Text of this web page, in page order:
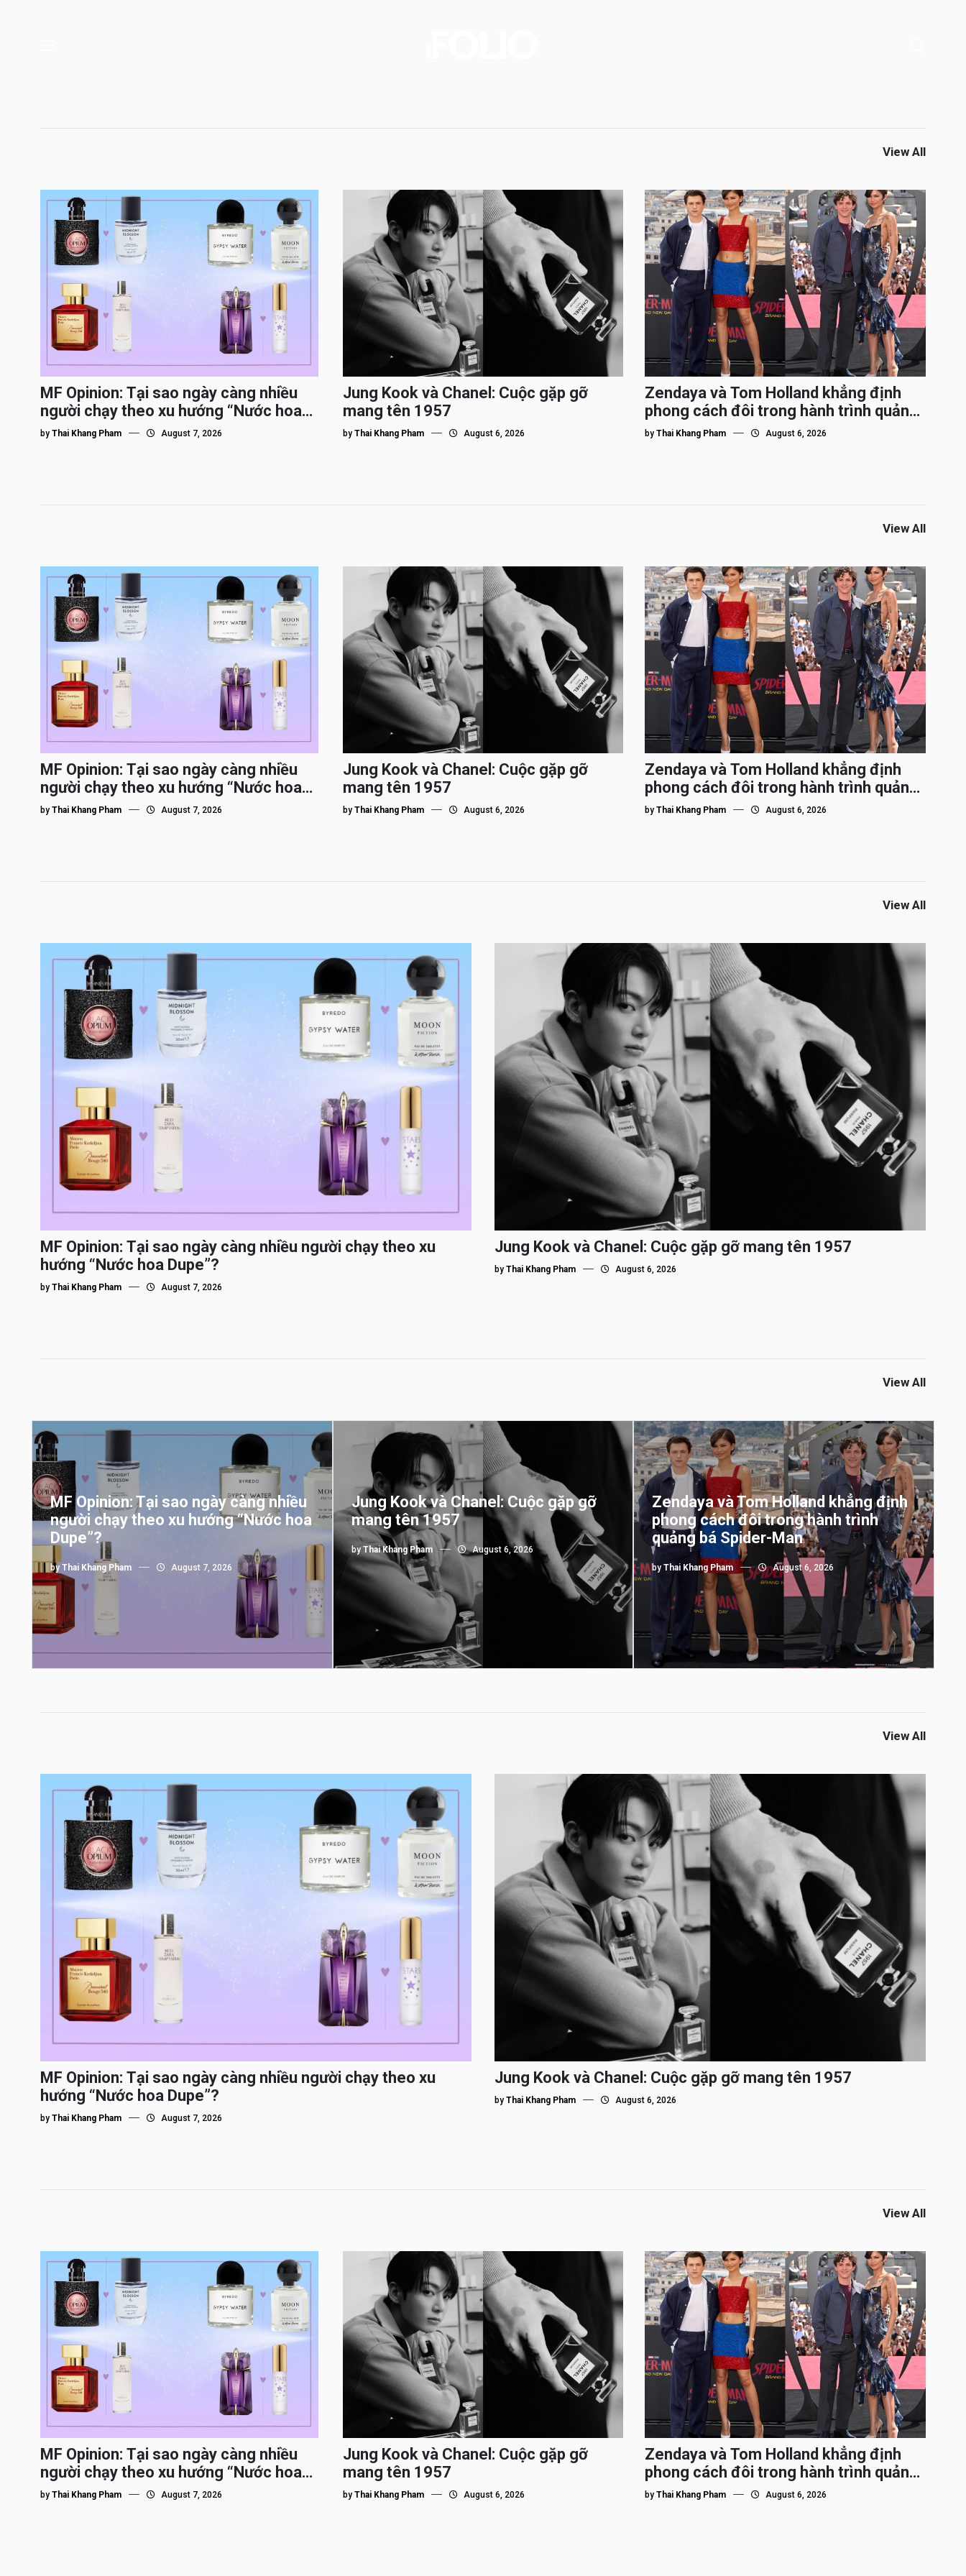
View All
MF Opinion: Tại sao ngày càng nhiều
người chạy theo xu hướng “Nước hoa
Dupe”?
by Thai Khang Pham August 7, 2026
Jung Kook và Chanel: Cuộc gặp gỡ
mang tên 1957
by Thai Khang Pham August 6, 2026
Zendaya và Tom Holland khẳng định
phong cách đôi trong hành trình quảng
bá Spider-Man
byThai Khang Pham August 6, 2026
View All
MF Opinion: Tại sao ngày càng nhiều
người chạy theo xu hướng “Nước hoa
Dupe”?
by Thai Khang Pham August 7, 2026
Jung Kook và Chanel: Cuộc gặp gỡ
mang tên 1957
by Thai Khang Pham August 6, 2026
Zendaya và Tom Holland khẳng định
phong cách đôi trong hành trình quảng
bá Spider-Man
byThai Khang Pham August 6, 2026
View All
MF Opinion: Tại sao ngày càng nhiều người chạy theo xu
hướng “Nước hoa Dupe”?
by Thai Khang Pham August 7, 2026
Jung Kook và Chanel: Cuộc gặp gỡ mang tên 1957
by Thai Khang Pham August 6, 2026
View All
MF Opinion: Tại sao ngày càng nhiều
người chạy theo xu hướng “Nước hoa
Dupe”?
by Thai Khang Pham August 7, 2026
Jung Kook và Chanel: Cuộc gặp gỡ
mang tên 1957
by Thai Khang Pham August 6, 2026
Zendaya và Tom Holland khẳng định
phong cách đôi trong hành trình
quảng bá Spider-Man
byThai Khang Pham August 6, 2026
View All
MF Opinion: Tại sao ngày càng nhiều người chạy theo xu
hướng “Nước hoa Dupe”?
by Thai Khang Pham August 7, 2026
Jung Kook và Chanel: Cuộc gặp gỡ mang tên 1957
by Thai Khang Pham August 6, 2026
View All
MF Opinion: Tại sao ngày càng nhiều
người chạy theo xu hướng “Nước hoa
Dupe”?
by Thai Khang Pham August 7, 2026
Jung Kook và Chanel: Cuộc gặp gỡ
mang tên 1957
by Thai Khang Pham August 6, 2026
Zendaya và Tom Holland khẳng định
phong cách đôi trong hành trình quảng
bá Spider-Man
byThai Khang Pham August 6, 2026